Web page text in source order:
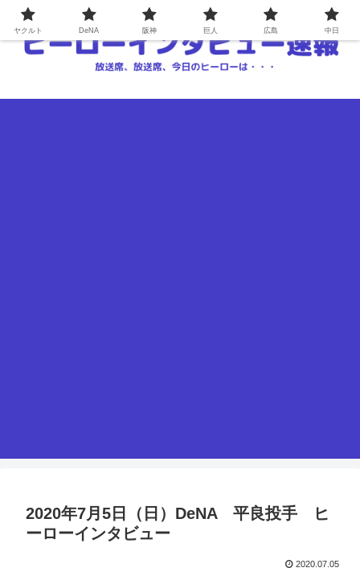
2020年7月5日（日）DeNA 平良投手 ヒ
ーローインタビュー
2020.07.05
ヤクルト DeNA 阪神 巨人 広島 中日